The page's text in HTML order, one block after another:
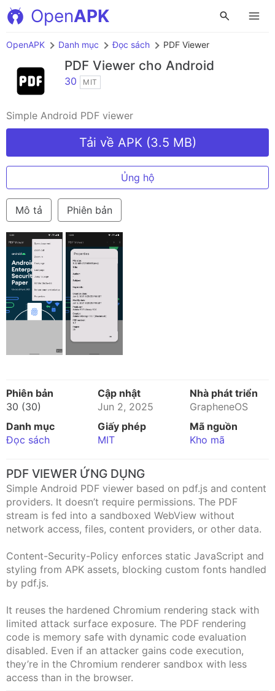
OpenAPK
OpenAPK Danh mục Đọc sách PDF Viewer
PDF Viewer cho Android
30 MIT
Simple Android PDF viewer
Tải về APK (3.5 MB)
Ủng hộ
Mô tả Phiên bản
Phiên bản
30 (30)
Cập nhật
Jun 2, 2025
Nhà phát triển
GrapheneOS
Danh mục
Đọc sách
Giấy phép
MIT
Mã nguồn
Kho mã
PDF VIEWER ỨNG DỤNG
Simple Android PDF viewer based on pdf.js and content
providers. It doesn’t require permissions. The PDF
stream is fed into a sandboxed WebView without
network access, files, content providers, or other data.
Content-Security-Policy enforces static JavaScript and
styling from APK assets, blocking custom fonts handled
by pdf.js.
It reuses the hardened Chromium rendering stack with
limited attack surface exposure. The PDF rendering
code is memory safe with dynamic code evaluation
disabled. Even if an attacker gains code execution,
they’re in the Chromium renderer sandbox with less
access than in the browser.